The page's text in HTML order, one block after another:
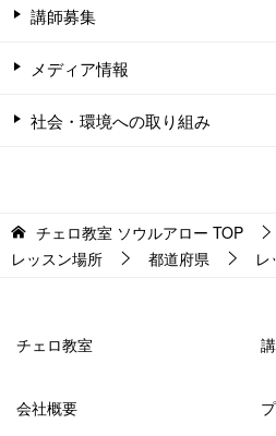
講師募集
メディア情報
社会・環境への取り組み
チェロ教室 ソウルアロー TOP
レッスン場所
都道府県 レ
チェロ教室
会社概要